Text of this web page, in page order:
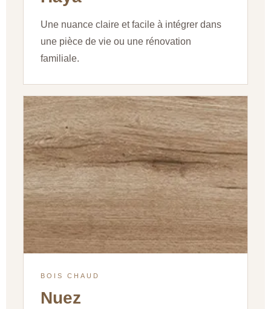
Une nuance claire et facile à intégrer dans
une pièce de vie ou une rénovation
familiale.
BOIS CHAUD
Nuez